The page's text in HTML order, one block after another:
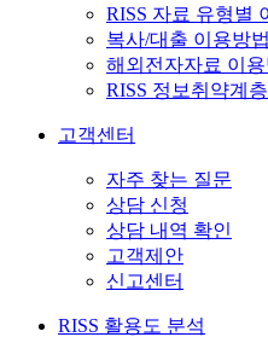
RISS 자료 유형별
복사/대출 이용방법
해외전자자료 이용
RISS 정보취약계
고객센터
자주 찾는 질문
상담 신청
상담 내역 확인
고객제안
신고센터
RISS 활용도 분석